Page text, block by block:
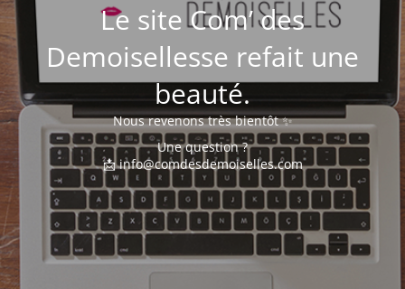
Le site Com’ des
Demoisellesse refait une
beauté.
Nous revenons très bientôt ✨
Une question ?
📩 info@comdesdemoiselles.com